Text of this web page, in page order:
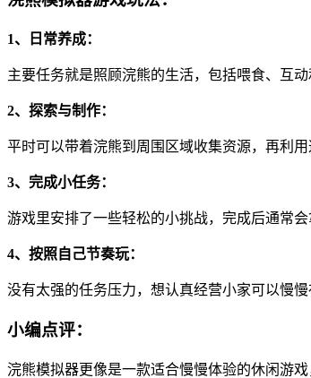
1、日常养成：
主要任务就是照顾浣熊的生活，包括喂食、互动
2、探索与制作：
平时可以带着浣熊到周围区域收集资源，再利
3、完成小任务：
游戏里安排了一些轻松的小挑战，完成后通常
4、按照自己节奏玩：
没有太强的任务压力，想认真经营小家可以慢
小编点评：
浣熊模拟器更像是一款适合慢慢体验的休闲游